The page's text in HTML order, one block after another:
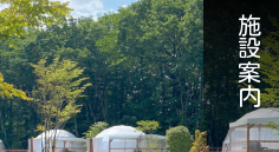
施設案内